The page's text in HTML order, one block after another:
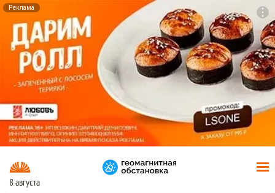
Реклама
8 августа